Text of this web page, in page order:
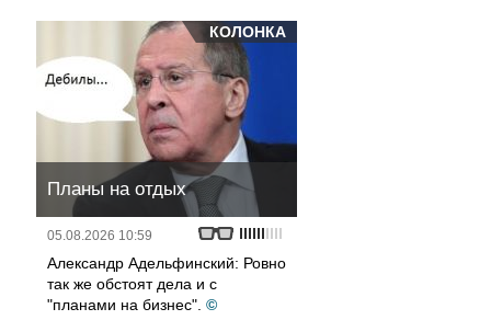
КОЛОНКА
Планы на отдых
05.08.2026 10:59
Александр Адельфинский: Ровно
так же обстоят дела и с
"планами на бизнес". ©